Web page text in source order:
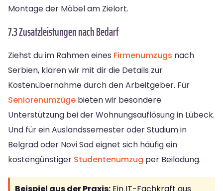
Montage der Möbel am Zielort.
7.3 Zusatzleistungen nach Bedarf
Ziehst du im Rahmen eines Firmenumzugs nach
Serbien, klären wir mit dir die Details zur
Kostenübernahme durch den Arbeitgeber. Für
Seniorenumzüge bieten wir besondere
Unterstützung bei der Wohnungsauflösung in Lübeck.
Und für ein Auslandssemester oder Studium in
Belgrad oder Novi Sad eignet sich häufig ein
kostengünstiger Studentenumzug per Beiladung.